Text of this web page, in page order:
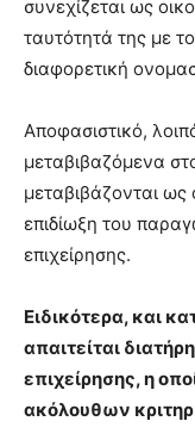
συνεχίζεται ως
ταυτότητά της με
διαφορετική
Αποφασιστικό,
μεταβιβαζόμενα
μεταβιβάζονται ως
επιδίωξη του
επιχείρησης.
Ειδικότερα, και
απαιτείται
επιχείρησης, η
ακόλουθων